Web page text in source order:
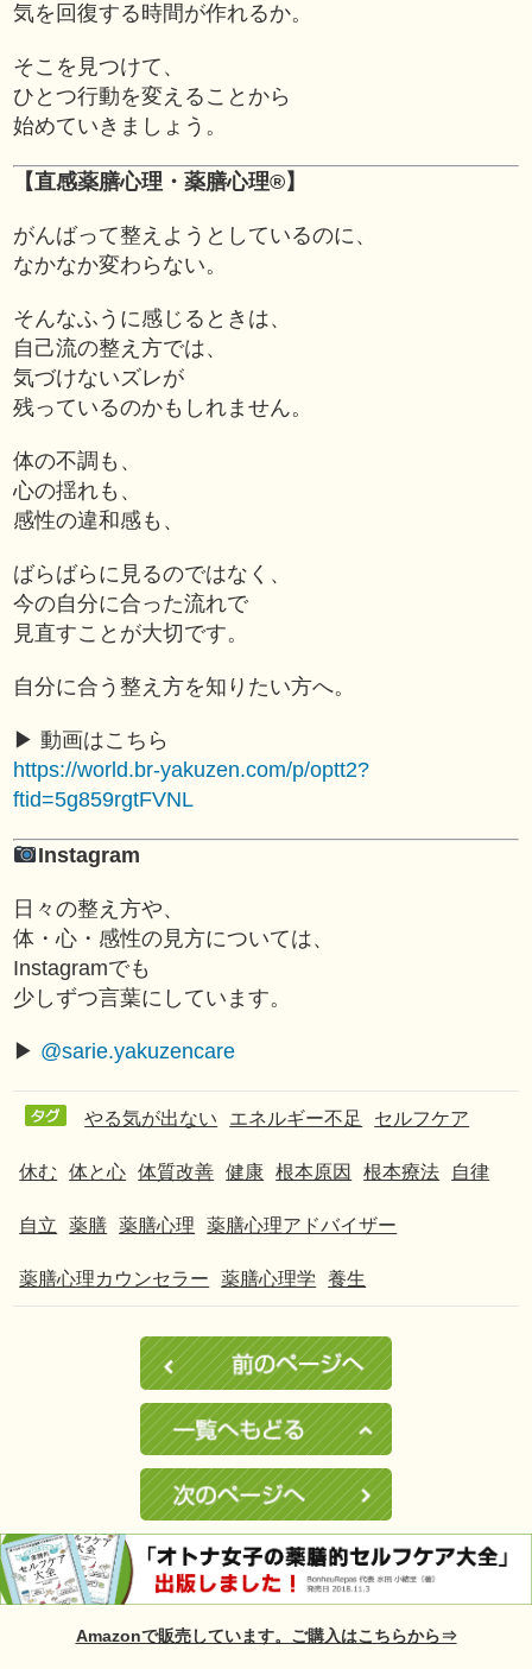
気を回復する時間が作れるか。
そこを見つけて、
ひとつ行動を変えることから
始めていきましょう。
【直感薬膳心理・薬膳心理®】
がんばって整えようとしているのに、
なかなか変わらない。
そんなふうに感じるときは、
自己流の整え方では、
気づけないズレが
残っているのかもしれません。
体の不調も、
心の揺れも、
感性の違和感も、
ばらばらに見るのではなく、
今の自分に合った流れで
見直すことが大切です。
自分に合う整え方を知りたい方へ。
▶︎ 動画はこちら
https://world.br-yakuzen.com/p/optt2?
ftid=5g859rgtFVNL
Instagram
日々の整え方や、
体・心・感性の見方については、
Instagramでも
少しずつ言葉にしています。
▶︎ @sarie.yakuzencare
やる気が出ない エネルギー不足 セルフケア
休む 体と心 体質改善 健康 根本原因 根本療法 自律
自立 薬膳 薬膳心理 薬膳心理アドバイザー
薬膳心理カウンセラー 薬膳心理学 養生
Amazonで販売しています。ご購入はこちらから⇒